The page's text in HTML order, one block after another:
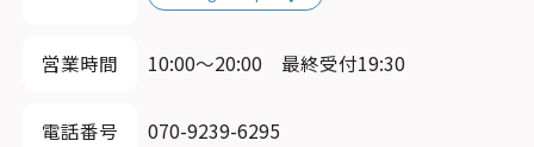
営業時間 10:00～20:00 最終受付19:30
電話番号 070-9239-6295